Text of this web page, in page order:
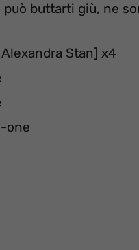
può buttarti giù, ne
Stan] x4
one